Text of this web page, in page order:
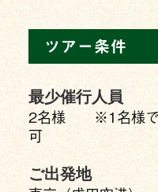
ツアー条件
最少催行人員
2名様 ※1名様で
可
ご出発地